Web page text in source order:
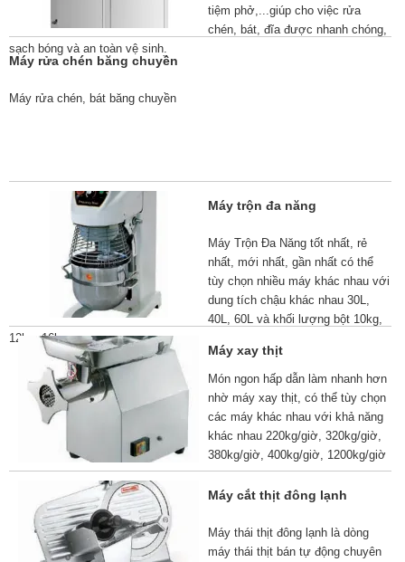
tiệm phở,...giúp cho việc rửa
chén, bát, đĩa được nhanh chóng,
sạch bóng và an toàn vệ sinh.
Máy rửa chén băng chuyền
Máy rửa chén, bát băng chuyền
Máy trộn đa năng
Máy Trộn Đa Năng tốt nhất, rẻ
nhất, mới nhất, gần nhất có thể
tùy chọn nhiều máy khác nhau với
dung tích chậu khác nhau 30L,
40L, 60L và khối lượng bột 10kg,
12kg, 16kg
Máy xay thịt
Món ngon hấp dẫn làm nhanh hơn
nhờ máy xay thịt, có thể tùy chọn
các máy khác nhau với khả năng
khác nhau 220kg/giờ, 320kg/giờ,
380kg/giờ, 400kg/giờ, 1200kg/giờ
Máy cắt thịt đông lạnh
Máy thái thịt đông lạnh là dòng
máy thái thịt bán tự động chuyên